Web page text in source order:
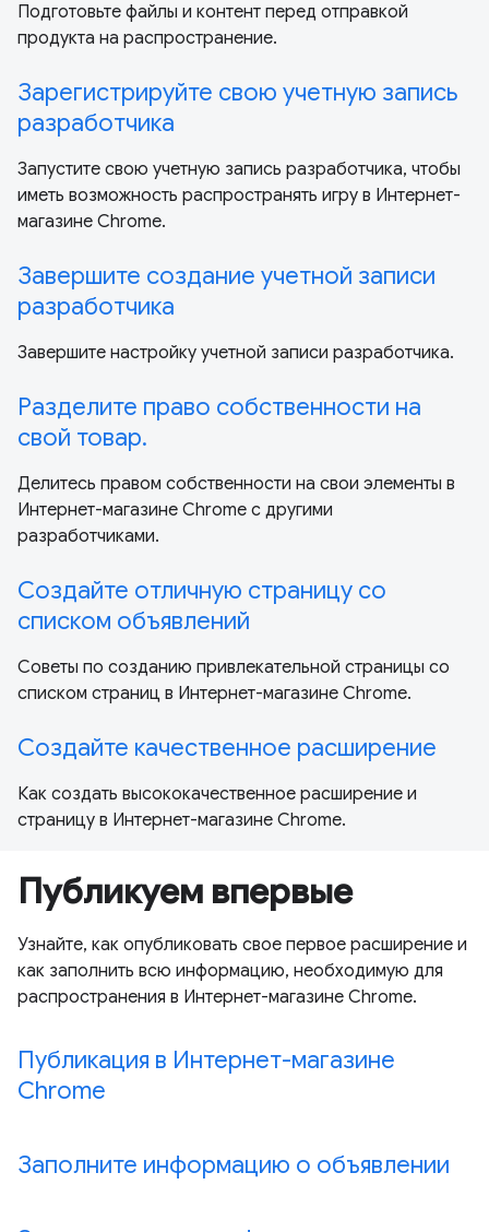
Подготовьте файлы и контент перед отправкой
продукта на распространение.
Зарегистрируйте свою учетную запись
разработчика
Запустите свою учетную запись разработчика, чтобы
иметь возможность распространять игру в Интернет-
магазине Chrome.
Завершите создание учетной записи
разработчика
Завершите настройку учетной записи разработчика.
Разделите право собственности на
свой товар.
Делитесь правом собственности на свои элементы в
Интернет-магазине Chrome с другими
разработчиками.
Создайте отличную страницу со
списком объявлений
Советы по созданию привлекательной страницы со
списком страниц в Интернет-магазине Chrome.
Создайте качественное расширение
Как создать высококачественное расширение и
страницу в Интернет-магазине Chrome.
Публикуем впервые
Узнайте, как опубликовать свое первое расширение и
как заполнить всю информацию, необходимую для
распространения в Интернет-магазине Chrome.
Публикация в Интернет-магазине
Chrome
Заполните информацию о объявлении